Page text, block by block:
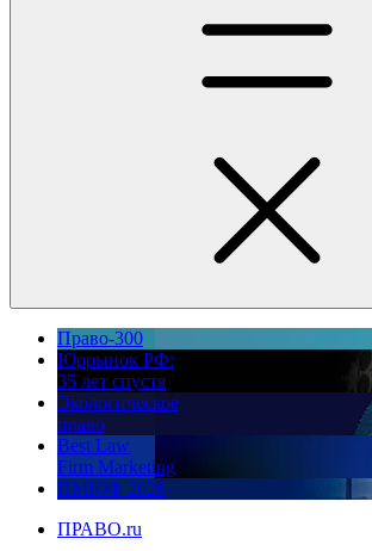
Право-300
Юррынок РФ:
35 лет спустя
Экологическое
право
Best Law
Firm Marketing
ПМЮФ 2026
ПРАВО.ru